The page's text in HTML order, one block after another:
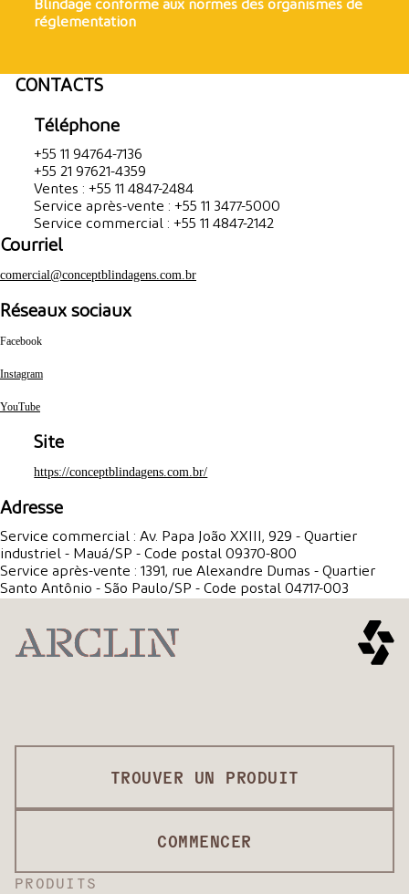
Blindage conforme aux normes des organismes de
réglementation
CONTACTS
Téléphone
+55 11 94764-7136
+55 21 97621-4359
Ventes : +55 11 4847-2484
Service après-vente : +55 11 3477-5000
Service commercial : +55 11 4847-2142
Courriel
comercial@conceptblindagens.com.br
Réseaux sociaux
Facebook
Instagram
YouTube
Site
https://conceptblindagens.com.br/
Adresse
Service commercial : Av. Papa João XXIII, 929 - Quartier
industriel - Mauá/SP - Code postal 09370-800
Service après-vente : 1391, rue Alexandre Dumas - Quartier
Santo Antônio - São Paulo/SP - Code postal 04717-003
PRODUITS
TROUVER UN PRODUIT
COMMENCER